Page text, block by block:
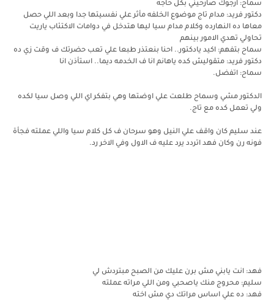
سماح: ارجوك صارحيني بكل حاجه
دكتور فريد: مدام تاج موضوع الخلفه مأثر علي نفسيتها جدا وبعد اللي حصل
معاها ده النهارده وكلام مدام سيا ليها هتدخل في دوامات الاكتئاب ياريت
تحاولي تهدي الامور بينهم
سماح بتفهم: اكيد يادكتور.. احنا بنعتذر طبعا علي تعب حضرتك ف وقت زي ده
دكتور فريد: متقوليش كده ياهانم انا ف الخدمه ديما.. استأذن انا
سماح: اتفضل.
الدكتور مشي وسماح طلعت علي اوضتها وهي بتفكر اي اللي وصل سيا لكده
ولي تعمل كده مع تاج.
عند سليم كان واقف علي النيل وهو سرحان ف كل كلام سيا واللي عملته فجأة
فونه رن وكان فهد اتردد يرد عليه ف الاول وفي الاخر رد.
فهد: انت يابني مش برن عليك من الصبح مبتردش لي
سليم: محروج منك ياصحبي ومن اللي مراته عملته
فهد: ده علي اساس مراتك دي مش اخته